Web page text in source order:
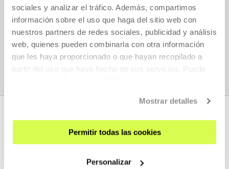
sociales y analizar el tráfico. Además, compartimos
información sobre el uso que haga del sitio web con
nuestros partners de redes sociales, publicidad y análisis
web, quienes pueden combinarla con otra información
que les haya proporcionado o que hayan recopilado a
partir del uso que haya hecho de sus servicios. Puede
Mostrar detalles
Permitir todas las cookies
Personalizar
I ACCEPT TO RECIVE SIMILAR INFORMATIONS